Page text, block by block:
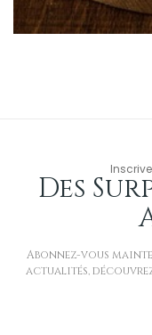
Des
Abonnez-vous
actualités,